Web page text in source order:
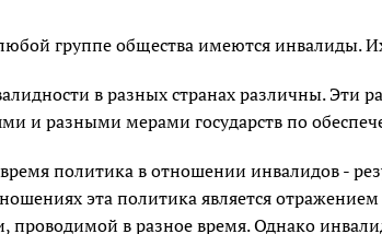
группе общества имеются инвалиды.
в разных странах различны. Эти
и разными мерами государств по
политика в отношении инвалидов -
эта политика является
проводимой в разное время. Однако